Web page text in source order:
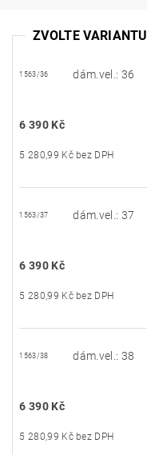
ZVOLTE VARIANTU
1563/36 dám.vel.: 36
6 390 Kč
5 280,99 Kč bez DPH
1563/37 dám.vel.: 37
6 390 Kč
5 280,99 Kč bez DPH
1563/38 dám.vel.: 38
6 390 Kč
5 280,99 Kč bez DPH